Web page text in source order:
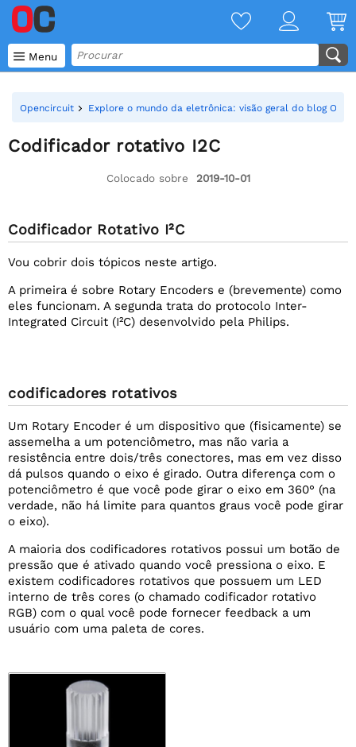
 Menu
Opencircuit Explore o mundo da eletrônica: visão geral do blog
Codificador rotativo I2C
Colocado sobre 2019-10-01
Codificador Rotativo I²C
Vou cobrir dois tópicos neste artigo.
A primeira é sobre Rotary Encoders e (brevemente) como
eles funcionam. A segunda trata do protocolo Inter-
Integrated Circuit (I²C) desenvolvido pela Philips.
codificadores rotativos
Um Rotary Encoder é um dispositivo que (fisicamente) se
assemelha a um potenciômetro, mas não varia a
resistência entre dois/três conectores, mas em vez disso
dá pulsos quando o eixo é girado. Outra diferença com o
potenciômetro é que você pode girar o eixo em 360° (na
verdade, não há limite para quantos graus você pode girar
o eixo).
A maioria dos codificadores rotativos possui um botão de
pressão que é ativado quando você pressiona o eixo. E
existem codificadores rotativos que possuem um LED
interno de três cores (o chamado codificador rotativo
RGB) com o qual você pode fornecer feedback a um
usuário com uma paleta de cores.